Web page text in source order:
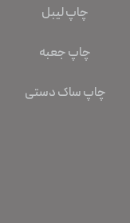
چاپ لیبل
چاپ جعبه
چاپ ساک دستی